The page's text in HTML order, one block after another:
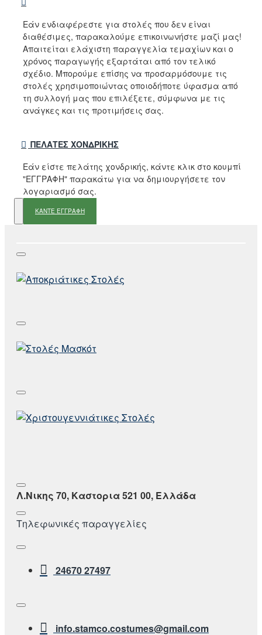
Εάν ενδιαφέρεστε για στολές που δεν είναι
διαθέσιμες, παρακαλούμε επικοινωνήστε μαζί μας!
Απαιτείται ελάχιστη παραγγελία τεμαχίων και ο
χρόνος παραγωγής εξαρτάται από τον τελικό
σχέδιο. Μπορούμε επίσης να προσαρμόσουμε τις
στολές χρησιμοποιώντας οποιοδήποτε ύφασμα από
τη συλλογή μας που επιλέξετε, σύμφωνα με τις
ανάγκες και τις προτιμήσεις σας.
ΠΕΛΆΤΕΣ ΧΟΝΔΡΙΚΉΣ
Εάν είστε πελάτης χονδρικής, κάντε κλικ στο κουμπί
"ΕΓΓΡΑΦΗ" παρακάτω για να δημιουργήσετε τον
λογαριασμό σας.
ΚΑΝΤΕ ΕΓΓΡΑΦΗ
Λ.Νικης 70, Καστορια 521 00, Ελλάδα
Τηλεφωνικές παραγγελίες
24670 27497
info.stamco.costumes@gmail.com